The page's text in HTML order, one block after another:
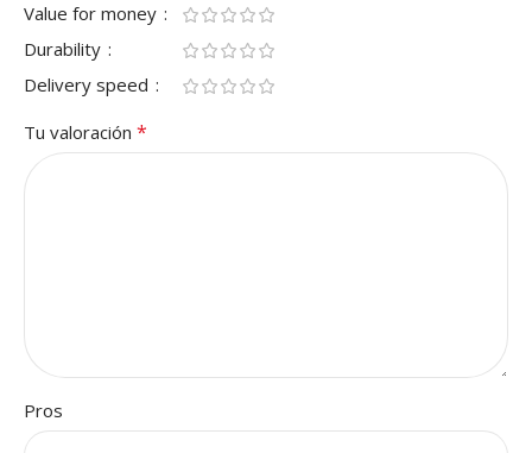
Value for money
Durability
Delivery speed
Tu valoración *
Pros